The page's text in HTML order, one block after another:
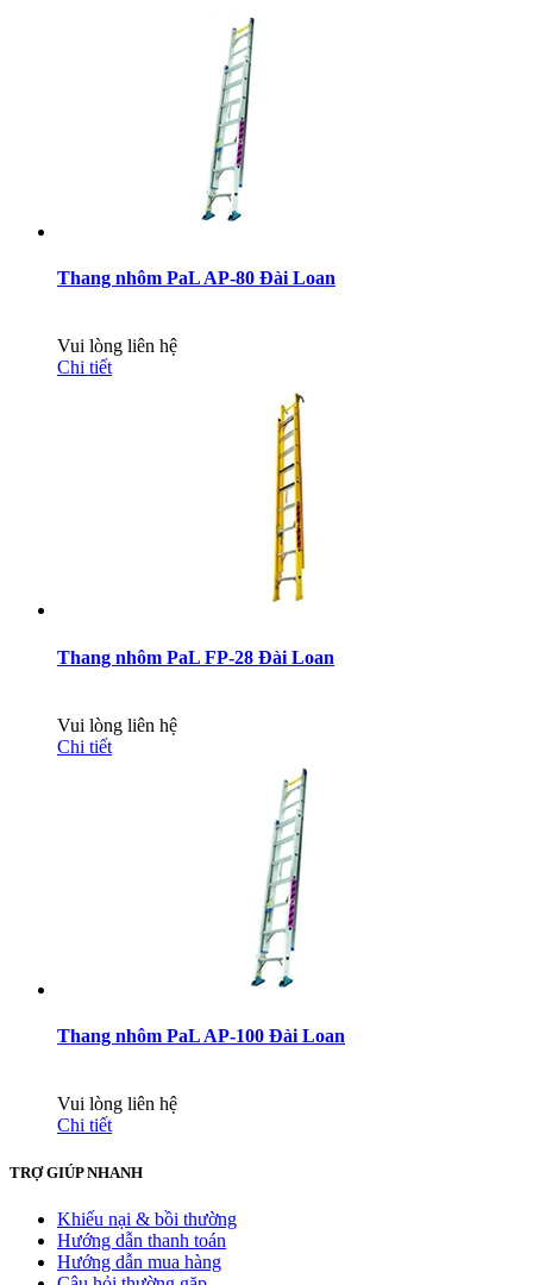
Thang nhôm PaL AP-80 Đài Loan
Vui lòng liên hệ
Chi tiết
Thang nhôm PaL FP-28 Đài Loan
Vui lòng liên hệ
Chi tiết
Thang nhôm PaL AP-100 Đài Loan
Vui lòng liên hệ
Chi tiết
TRỢ GIÚP NHANH
Khiếu nại & bồi thường
Hướng dẫn thanh toán
Hướng dẫn mua hàng